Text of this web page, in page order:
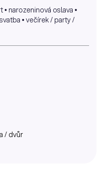
narozeninová oslava •
• večírek / party /
/ dvůr